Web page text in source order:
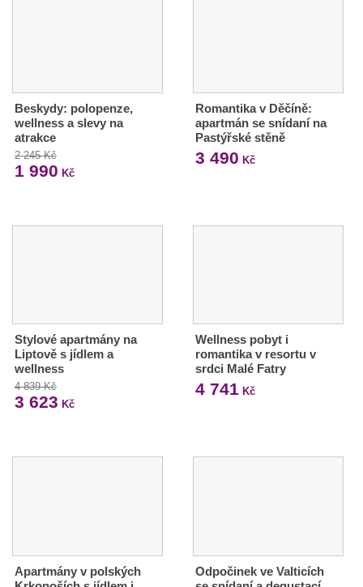
Beskydy: polopenze,
wellness a slevy na
atrakce
2 245 Kč
1 990 Kč
Romantika v Děčíně:
apartmán se snídaní na
Pastýřské stěně
3 490 Kč
Stylové apartmány na
Liptově s jídlem a
wellness
4 839 Kč
3 623 Kč
Wellness pobyt i
romantika v resortu v
srdci Malé Fatry
4 741 Kč
Apartmány v polských
Odpočinek ve Valticích